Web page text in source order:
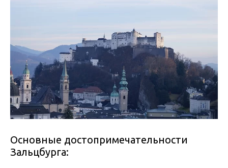
Основные достопримечательности
Зальцбурга: